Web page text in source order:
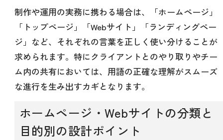
制作や運用の実務に携わる場合は、「ホームページ」
「トップページ」「Webサイト」「ランディングペー
ジ」など、それぞれの言葉を正しく使い分けることが
求められます。特にクライアントとのやり取りやチー
ム内の共有においては、用語の正確な理解がスムーズ
な進行を生み出すカギとなります。
ホームページ・Webサイトの分類と
目的別の設計ポイント